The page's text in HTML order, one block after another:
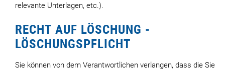
relevante Unterlagen, etc.).
RECHT AUF LÖSCHUNG -
LÖSCHUNGSPFLICHT
Sie können von dem Verantwortlichen verlangen, dass die Sie